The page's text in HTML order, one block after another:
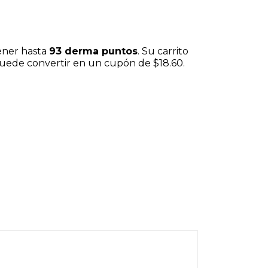
hasta 93 derma puntos. Su carrito
convertir en un cupón de $18.60.